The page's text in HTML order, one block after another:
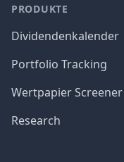
PRODUKTE
Dividendenkalender
Portfolio Tracking
Wertpapier Screener
Research